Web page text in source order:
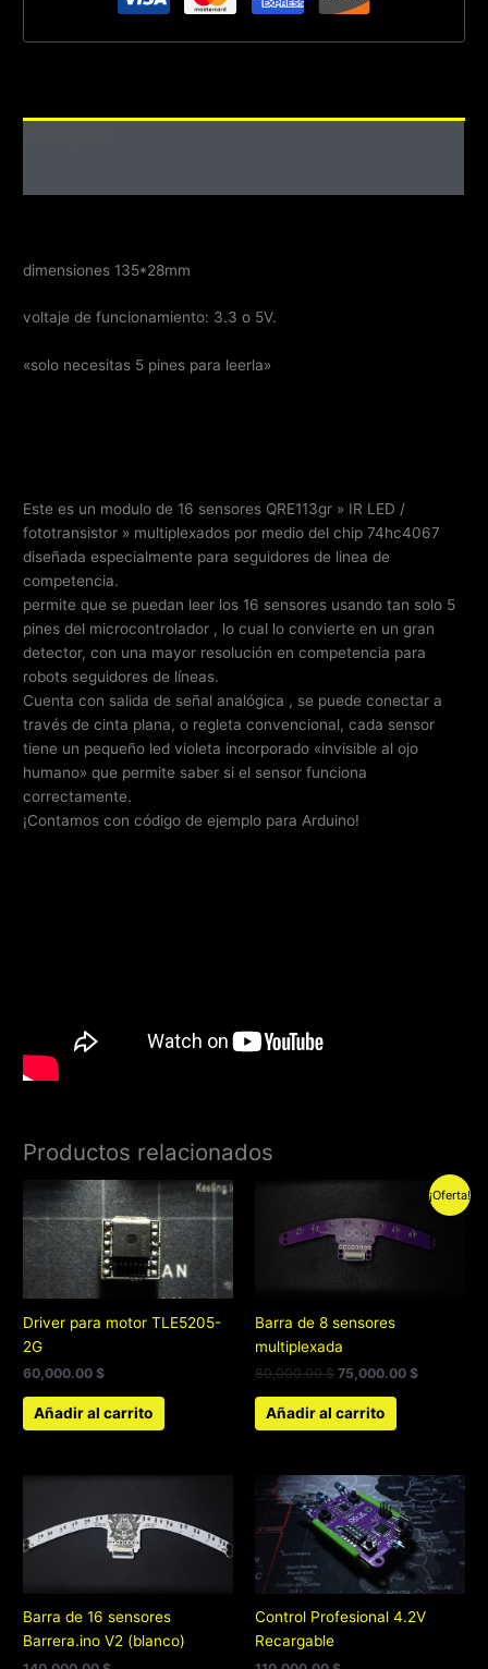
dimensiones 135*28mm
voltaje de funcionamiento: 3.3 o 5V.
«solo necesitas 5 pines para leerla»
Este es un modulo de 16 sensores QRE113gr » IR LED /
fototransistor » multiplexados por medio del chip 74hc4067
diseñada especialmente para seguidores de linea de
competencia.
permite que se puedan leer los 16 sensores usando tan solo 5
pines del microcontrolador , lo cual lo convierte en un gran
detector, con una mayor resolución en competencia para
robots seguidores de líneas.
Cuenta con salida de señal analógica , se puede conectar a
través de cinta plana, o regleta convencional, cada sensor
tiene un pequeño led violeta incorporado «invisible al ojo
humano» que permite saber si el sensor funciona
correctamente.
¡Contamos con código de ejemplo para Arduino!
Productos relacionados
Driver para motor TLE5205-
2G
60,000.00$
Añadir al carrito
¡Oferta!
Barra de 8 sensores
multiplexada
80,000.00$
El
original
era:
80,000.00 $.
75,000.00 $
precio
es:
Añadir al carrito
Barra de 16 sensores
Barrera.ino V2 (blanco)
Control Profesional 4.2V
Recargable